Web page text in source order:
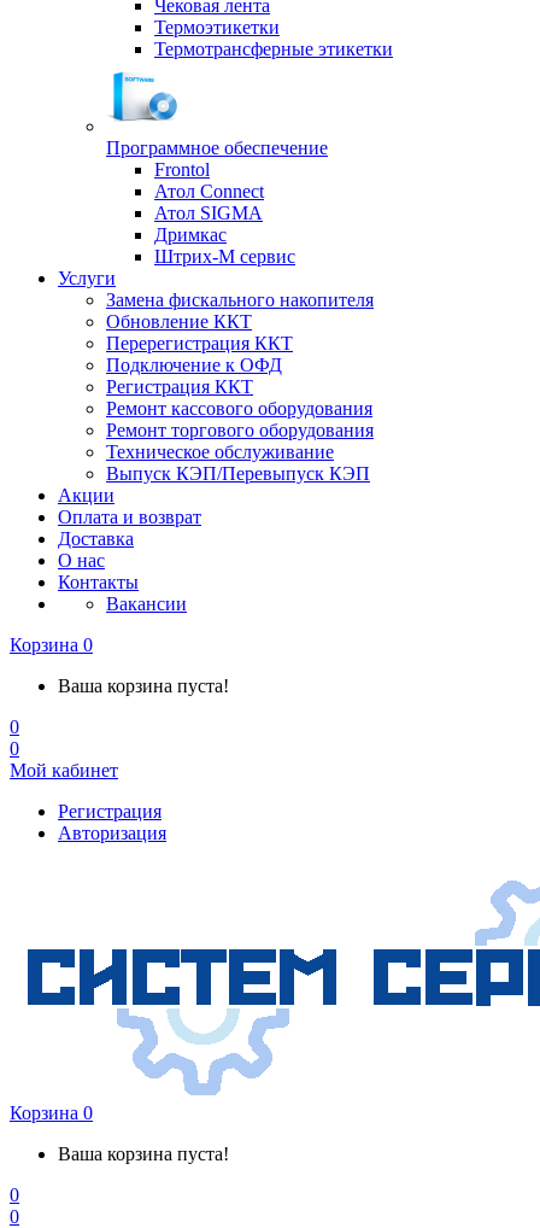
Чековая лента
Термоэтикетки
Термотрансферные этикетки
Программное обеспечение
Frontol
Атол Connect
Атол SIGMA
Дримкас
Штрих-М сервис
Услуги
Замена фискального накопителя
Обновление ККТ
Перерегистрация ККТ
Подключение к ОФД
Регистрация ККТ
Ремонт кассового оборудования
Ремонт торгового оборудования
Техническое обслуживание
Выпуск КЭП/Перевыпуск КЭП
Акции
Оплата и возврат
Доставка
О нас
Контакты
Вакансии
Корзина 0
Ваша корзина пуста!
0
0
Мой кабинет
Регистрация
Авторизация
Корзина 0
Ваша корзина пуста!
0
0